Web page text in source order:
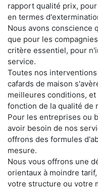
rapport qualité prix,
en termes
Nous avons conscience
que pour les
critère essentiel, pour
service.
Toutes nos
cafards de maison
meilleures conditions,
fonction de la qualité de
Pour les entreprises ou
avoir besoin de nos
offrons des formules
mesure.
Nous vous offrons une
orientaux à moindre
votre structure ou votre